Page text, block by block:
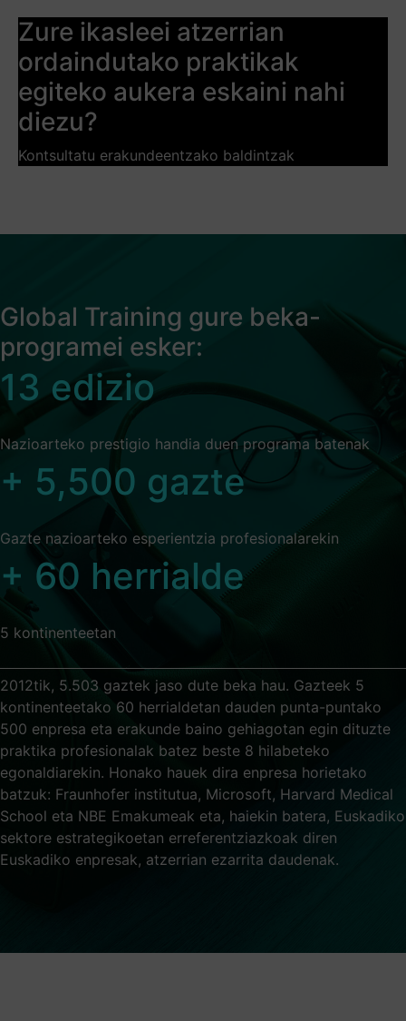
Zure ikasleei atzerrian
ordaindutako praktikak
egiteko aukera eskaini nahi
diezu?
Kontsultatu erakundeentzako baldintzak
Global Training gure beka-
programei esker:
13 edizio
Nazioarteko prestigio handia duen programa batenak
+ 5,500 gazte
Gazte nazioarteko esperientzia profesionalarekin
+ 60 herrialde
5 kontinenteetan
2012tik, 5.503 gaztek jaso dute beka hau. Gazteek 5
kontinenteetako 60 herrialdetan dauden punta-puntako
500 enpresa eta erakunde baino gehiagotan egin dituzte
praktika profesionalak batez beste 8 hilabeteko
egonaldiarekin. Honako hauek dira enpresa horietako
batzuk: Fraunhofer institutua, Microsoft, Harvard Medical
School eta NBE Emakumeak eta, haiekin batera, Euskadiko
sektore estrategikoetan erreferentziazkoak diren
Euskadiko enpresak, atzerrian ezarrita daudenak.